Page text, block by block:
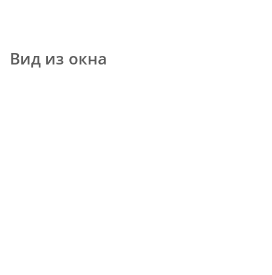
Вид из окна